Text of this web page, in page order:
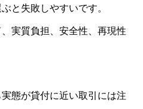
と失敗しやすいです。
実質負担、安全性、再現性
態が貸付に近い取引には注